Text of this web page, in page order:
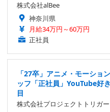
株式会社alBee
神奈川県
月給34万円～60万円
正社員
「27卒」アニメ・モーショ
ッフ「正社員」YouTube好
目
株式会社プロジェクトトリガー